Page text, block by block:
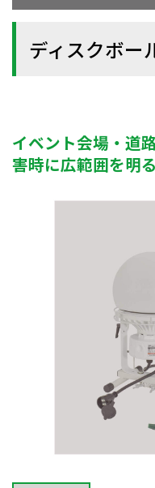
ディスクボー
イベント会場・道
害時に広範囲を明